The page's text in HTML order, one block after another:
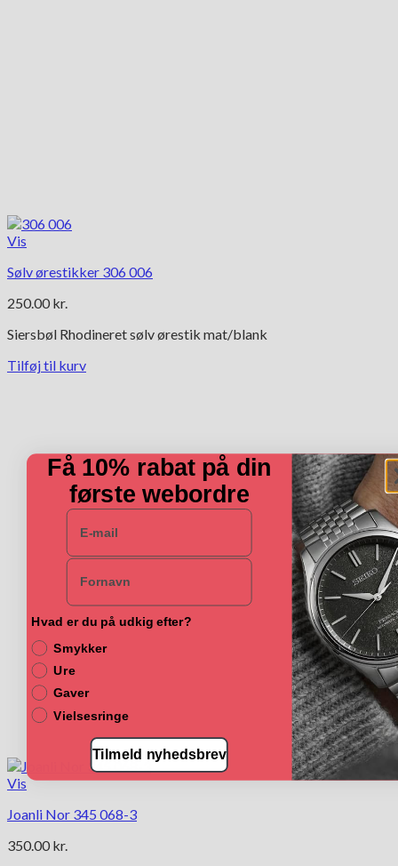
Vis
Sølv ørestikker 306 006
250.00 kr.
Siersbøl Rhodineret sølv ørestik mat/blank
Tilføj til kurv
Vis
Joanli Nor 345 068-3
350.00 kr.
Få 10% rabat på din
første webordre
E-mail
Navn
Hvad er du på udkig efter?
Smykker
Ure
Gaver
Vielsesringe
Tilmeld nyhedsbrev